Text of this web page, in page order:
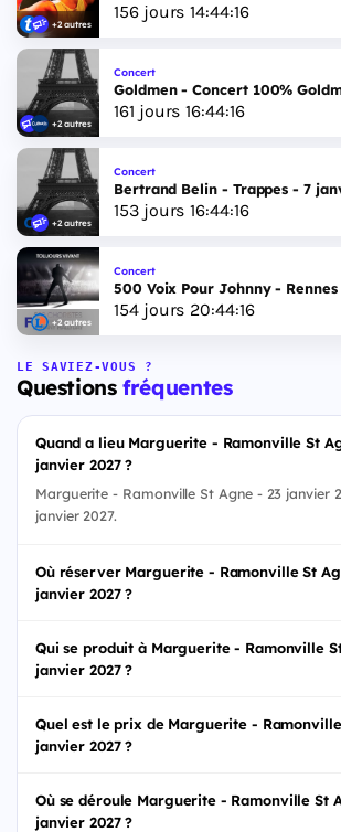
+2 autres
156jours 14:44:15
+2 autres
Concert
Goldmen - Concert 100%
161 jours 16:44:15
+2 autres
Concert
Bertrand Belin - Trappes - 7
153jours 16:44:15
+2 autres
Concert
500 Voix Pour Johnny -
154jours 20:44:15
LE SAVIEZ-VOUS ?
Questionsfréquentes
Quand a lieu Marguerite - Ramonville St
janvier 2027 ?
Marguerite - Ramonville St Agne - 23 janvier
janvier 2027.
Où réserver Marguerite - Ramonville St
janvier 2027 ?
Qui se produit à Marguerite - Ramonville
janvier 2027 ?
Quel est le prix de Marguerite -
janvier 2027 ?
Où se déroule Marguerite - Ramonville St
janvier 2027 ?